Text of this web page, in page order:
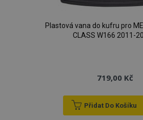
Plastová vana do kufru pro
CLASS W166 2011-
719,00 Kč
Přidat Do Košíku